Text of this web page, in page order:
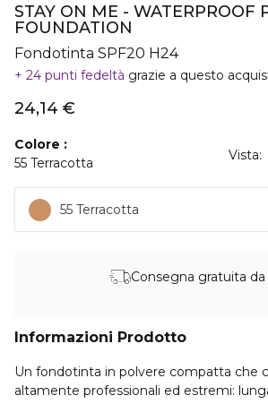
STAY ON ME - WATERPROOF
FOUNDATION
Fondotinta SPF20 H24
24 punti fedeltà grazie a questo
24,14 €
Colore
55 Terracotta
Vista:
55 Terracotta
Consegna gratuita
Informazioni Prodotto
Un fondotinta in polvere compatta che
altamente professionali ed estremi: